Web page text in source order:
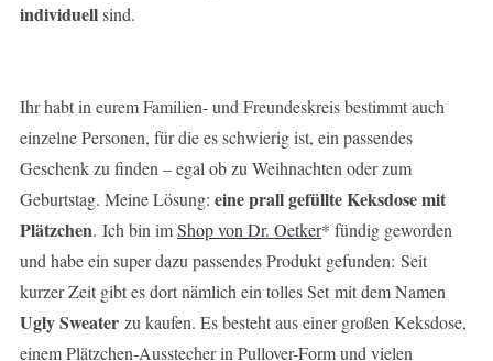
individuellsind.
Ihr habt in eurem Familien- und Freundeskreis bestimmt auch
einzelne Personen, für die es schwierig ist, ein passendes
Geschenk zu finden – egal ob zu Weihnachten oder zum
Geburtstag. Meine Lösung: eine prall gefüllte Keksdose mit
Plätzchen. Ich bin imShop von Dr. Oetker* fündig geworden
und habe ein super dazu passendes Produkt gefunden: Seit
kurzer Zeit gibt es dort nämlich ein tolles Set mit dem Namen
Ugly Sweater zu kaufen. Es besteht aus einer großen Keksdose,
einem Plätzchen-Ausstecher in Pullover-Form und vielen